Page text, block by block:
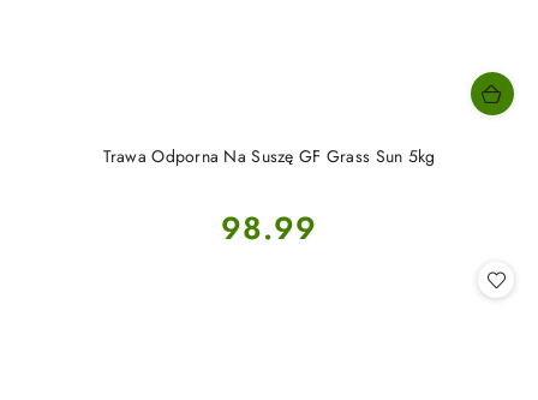
Trawa Odporna Na Suszę GF Grass Sun 5kg
Cena:
98.99